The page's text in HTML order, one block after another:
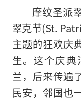
摩纹圣派
翠克节(St.
主题的狂欢庆
生。这个庆典
兰，后来传遍
民安，邻国也